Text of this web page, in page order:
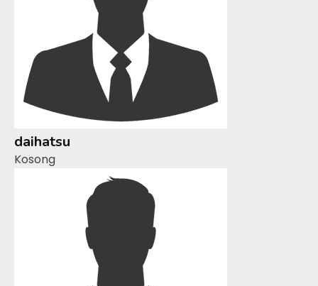
daihatsu
Kosong